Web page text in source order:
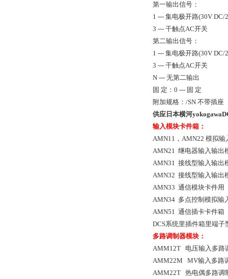
第一输出信号：
1 --- 集电极开路(30V DC/
3 --- 干触点AC开关
第二输出信号：
1 --- 集电极开路(30V DC/
3 --- 干触点AC开关
N --- 无第二输出
固 定：0 --- 固 定
附加规格：/SN 不带插座
供应 日本横河yokogawa
输入模块卡件箱：
AMN11，AMN22 模拟输
AMN21 继电器输入输出
AMN31 接线型输入输出
AMN32 接线型输入输出
AMN33 通信模块卡件用
AMN34 多点控制模拟输
AMN51 通信插卡卡件箱
DCS系统里插件箱里端
多路调制器模块：
AMM12T 电压输入多路
AMM22M MV输入多路
AMM22T 热电偶多路调